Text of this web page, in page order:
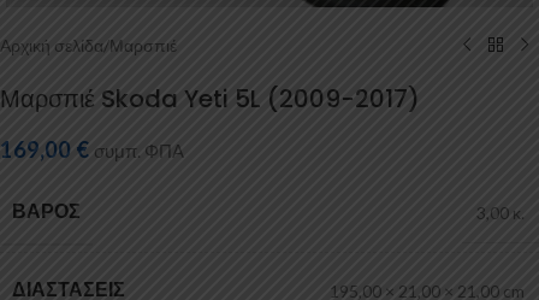
Αρχική σελίδα/Μαρσπιέ
Μαρσπιέ Skoda Yeti 5L (2009-2017)
169,00 € συμπ. ΦΠΑ
ΒΆΡΟΣ 3,00 κ.
ΔΙΑΣΤΆΣΕΙΣ 195,00 × 21,00 × 21,00 cm